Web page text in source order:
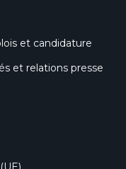
et candidature
et relations presse